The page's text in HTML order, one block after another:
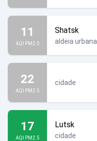
11
AQI PM2.5
Shatsk
aldeia urbana
22
AQI PM2.5
cidade
17
AQI PM2.5
Lutsk
cidade